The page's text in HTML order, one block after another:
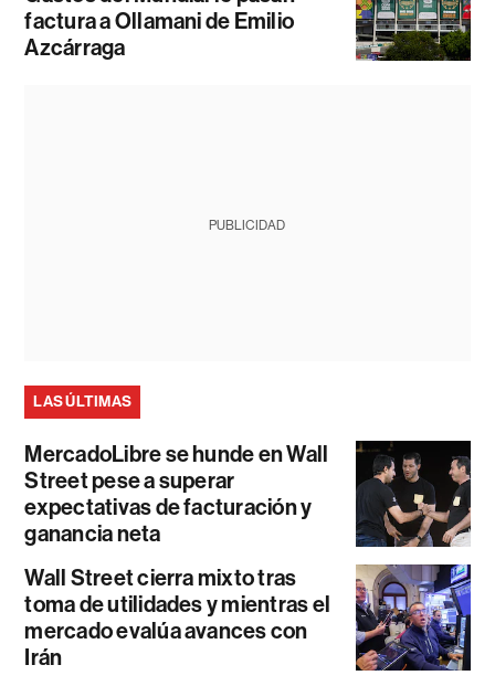
factura a Ollamani de Emilio
Azcárraga
PUBLICIDAD
LAS ÚLTIMAS
MercadoLibre se hunde en Wall
Street pese a superar
expectativas de facturación y
ganancia neta
Wall Street cierra mixto tras
toma de utilidades y mientras el
mercado evalúa avances con
Irán